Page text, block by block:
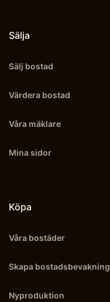
Sälja
Sälj bostad
Värdera bostad
Våra mäklare
Mina sidor
Köpa
Våra bostäder
Skapa bostadsbevakning
Nyproduktion